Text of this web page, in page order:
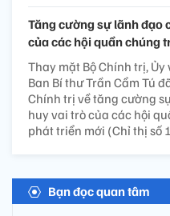
Tăng cường sự lãnh đạo
của các hội quần chúng
Thay mặt Bộ Chính trị,
Ban Bí thư Trần Cẩm Tú
Chính trị về tăng cường
huy vai trò của các hội
phát triển mới (Chỉ thị số
Bạn đọc quan tâm